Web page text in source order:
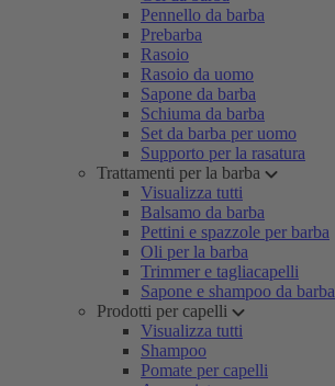
Pennello da barba
Prebarba
Rasoio
Rasoio da uomo
Sapone da barba
Schiuma da barba
Set da barba per uomo
Supporto per la rasatura
Trattamenti per la barba
Visualizza tutti
Balsamo da barba
Pettini e spazzole per barba
Oli per la barba
Trimmer e tagliacapelli
Sapone e shampoo da barba
Prodotti per capelli
Visualizza tutti
Shampoo
Pomate per capelli